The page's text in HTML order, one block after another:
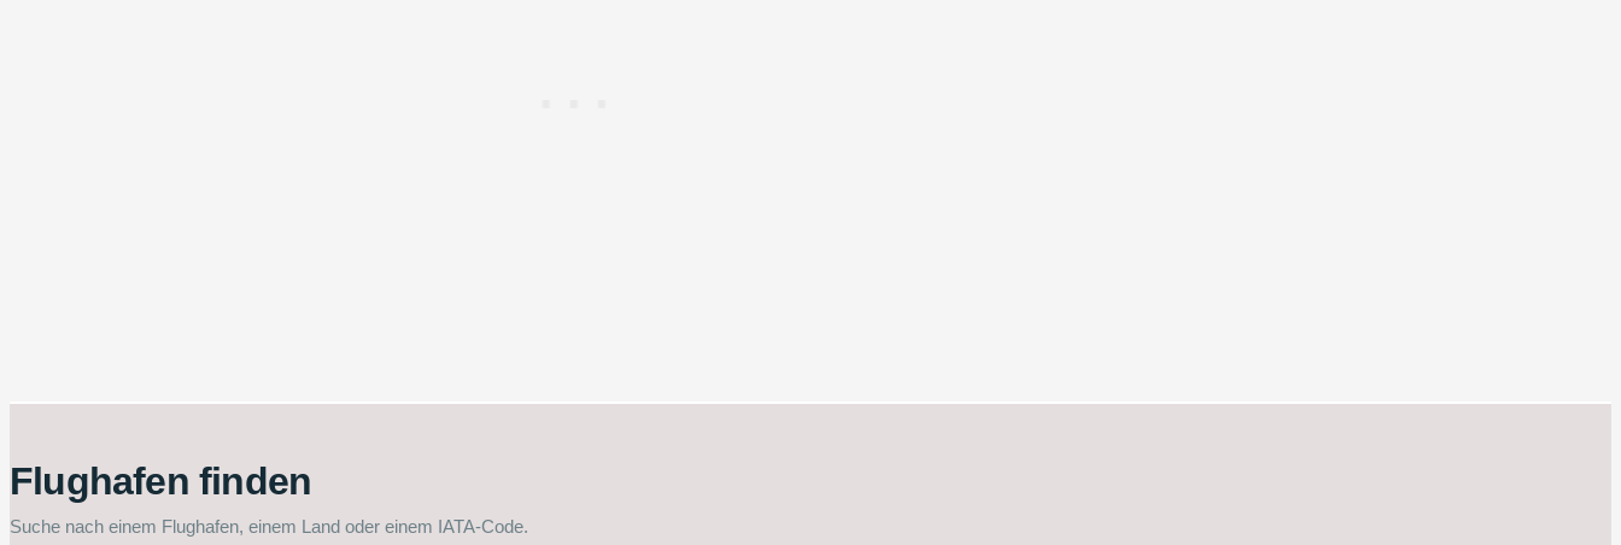
Flughafen finden
Suche nach einem Flughafen, einem Land oder einem IATA-Code.